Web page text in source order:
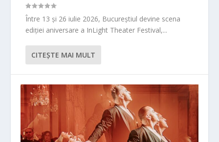
Între 13 și 26 iulie 2026, Bucureștiul devine scena
ediției aniversare a InLight Theater Festival,...
CITEŞTE MAI MULT